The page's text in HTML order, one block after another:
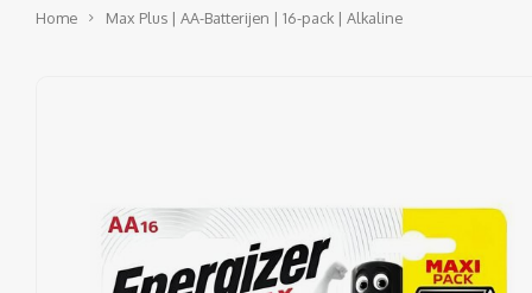
Home Max Plus | AA-Batterijen | 16-pack | Alkaline